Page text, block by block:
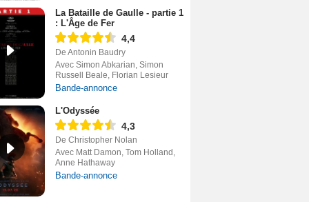
La Bataille de Gaulle - partie 1
: L'Âge de Fer
4,4
De Antonin Baudry
Avec Simon Abkarian, Simon
Russell Beale, Florian Lesieur
Bande-annonce
L'Odyssée
4,3
De Christopher Nolan
Avec Matt Damon, Tom Holland,
Anne Hathaway
Bande-annonce